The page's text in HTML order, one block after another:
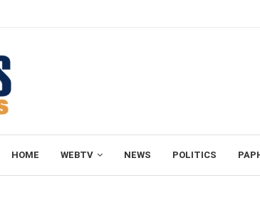
HOME WEBTV NEWS POLITICS
Πάφος: Έσπασε το φράγμα του 50% στις πληρότητες των